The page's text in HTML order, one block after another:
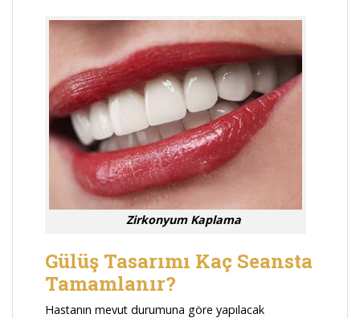
Zirkonyum Kaplama
Gülüş Tasarımı Kaç Seansta
Tamamlanır?
Hastanın mevut durumuna göre yapılacak